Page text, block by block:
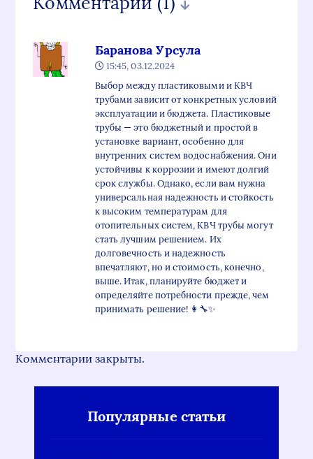
Баранова Урсула
15:45, 03.12.2024
Выбор между пластиковыми и КВЧ
трубами зависит от конкретных условий
эксплуатации и бюджета. Пластиковые
трубы — это бюджетный и простой в
установке вариант, особенно для
внутренних систем водоснабжения. Они
устойчивы к коррозии и имеют долгий
срок службы. Однако, если вам нужна
универсальная надежность и стойкость
к высоким температурам для
отопительных систем, КВЧ трубы могут
стать лучшим решением. Их
долговечность и надежность
впечатляют, но и стоимость, конечно,
выше. Итак, планируйте бюджет и
определяйте потребности прежде, чем
принимать решение! 👩‍🔧✨
Комментарии закрыты.
Популярные статьи